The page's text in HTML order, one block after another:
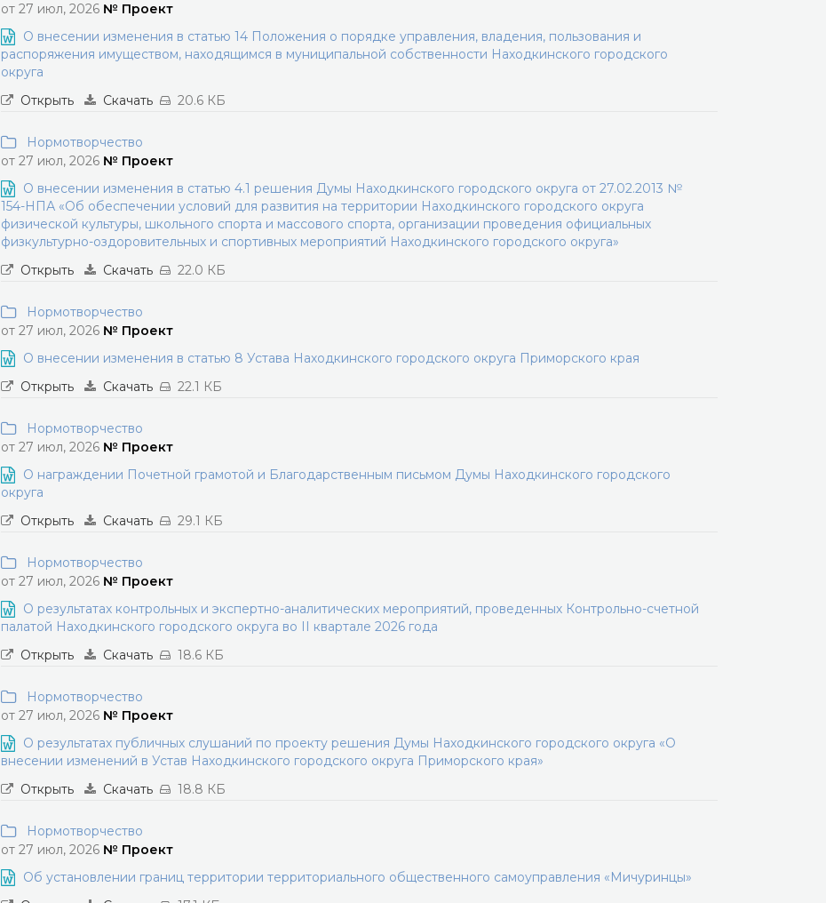
от 27 июл, 2026 № Проект
О внесении изменения в статью 14 Положения о порядке управления, владения, пользования и
распоряжения имуществом, находящимся в муниципальной собственности Находкинского городского
округа
Открыть
Скачать 20.6 КБ
Нормотворчество
от 27 июл, 2026 № Проект
О внесении изменения в статью 4.1 решения Думы Находкинского городского округа от 27.02.2013 №
154-НПА «Об обеспечении условий для развития на территории Находкинского городского округа
физической культуры, школьного спорта и массового спорта, организации проведения официальных
физкультурно-оздоровительных и спортивных мероприятий Находкинского городского округа»
Открыть
Скачать 22.0 КБ
Нормотворчество
от 27 июл, 2026 № Проект
О внесении изменения в статью 8 Устава Находкинского городского округа Приморского края
Открыть
Скачать 22.1 КБ
Нормотворчество
от 27 июл, 2026 № Проект
О награждении Почетной грамотой и Благодарственным письмом Думы Находкинского городского
округа
Открыть
Скачать 29.1 КБ
Нормотворчество
от 27 июл, 2026 № Проект
О результатах контрольных и экспертно-аналитических мероприятий, проведенных Контрольно-счетной
палатой Находкинского городского округа во II квартале 2026 года
Открыть
Скачать 18.6 КБ
Нормотворчество
от 27 июл, 2026 № Проект
О результатах публичных слушаний по проекту решения Думы Находкинского городского округа «О
внесении изменений в Устав Находкинского городского округа Приморского края»
Открыть
Скачать 18.8 КБ
Нормотворчество
от 27 июл, 2026 № Проект
Об установлении границ территории территориального общественного самоуправления «Мичуринцы»